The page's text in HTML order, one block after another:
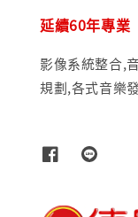
延續60年專業
影像系統整合,
規劃,各式音樂